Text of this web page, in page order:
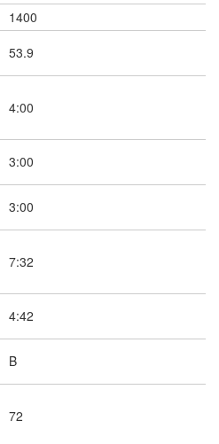
1400
53.9
4:00
3:00
3:00
7:32
4:42
B
72